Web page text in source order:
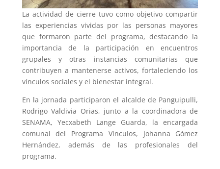
La actividad de cierre tuvo como objetivo compartir
las experiencias vividas por las personas mayores
que formaron parte del programa, destacando la
importancia de la participación en encuentros
grupales y otras instancias comunitarias que
contribuyen a mantenerse activos, fortaleciendo los
vínculos sociales y el bienestar integral.
En la jornada participaron el alcalde de Panguipulli,
Rodrigo Valdivia Orias, junto a la coordinadora de
SENAMA, Yecxabeth Lange Guarda, la encargada
comunal del Programa Vínculos, Johanna Gómez
Hernández, además de las profesionales del
programa.